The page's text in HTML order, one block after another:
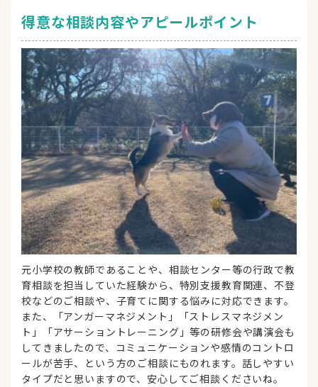
得意な相談内容やアピールポイント
元小学校の教師であることや、相談センター等の行政で教
育相談を担当していた経験から、特別支援教育関連、不登
校などのご相談や、子育てに関する悩みに対応できます。
また、「アンガーマネジメント」「ストレスマネジメン
ト」「アサーショントレーニング」等の研修会や講演会も
してきましたので、コミュニケーションや感情のコントロ
ールが苦手、という方のご相談にものれます。話しやすい
タイプだと思いますので、安心してご相談くださいね。